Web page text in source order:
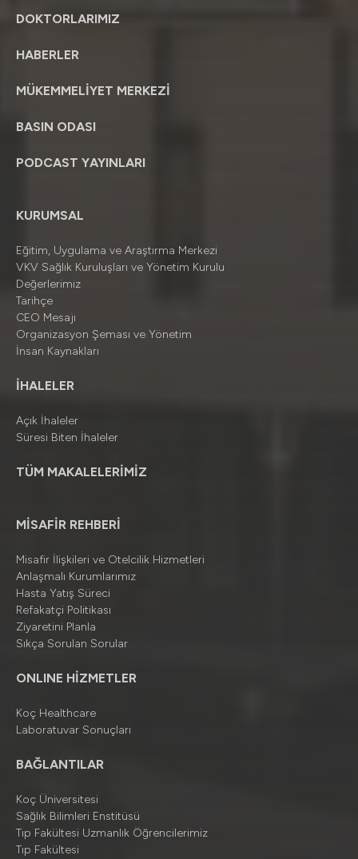
DOKTORLARIMIZ
HABERLER
MÜKEMMELİYET MERKEZİ
BASIN ODASI
PODCAST YAYINLARI
KURUMSAL
Eğitim, Uygulama ve Araştırma Merkezi
VKV Sağlık Kuruluşları ve Yönetim Kurulu
Değerlerimiz
Tarihçe
CEO Mesajı
Organizasyon Şeması ve Yönetim
İnsan Kaynakları
İHALELER
Açık İhaleler
Süresi Biten İhaleler
TÜM MAKALELERİMİZ
MİSAFİR REHBERİ
Misafir İlişkileri ve Otelcilik Hizmetleri
Anlaşmalı Kurumlarımız
Hasta Yatış Süreci
Refakatçi Politikası
Ziyaretini Planla
Sıkça Sorulan Sorular
ONLINE HİZMETLER
Koç Healthcare
Laboratuvar Sonuçları
BAĞLANTILAR
Koç Üniversitesi
Sağlık Bilimleri Enstitüsü
Tıp Fakültesi Uzmanlık Öğrencilerimiz
Tıp Fakültesi